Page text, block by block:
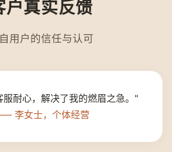
户真实反馈
用户的信任与认可
服耐心，解决了我的燃眉之急。"
李女士，个体经营